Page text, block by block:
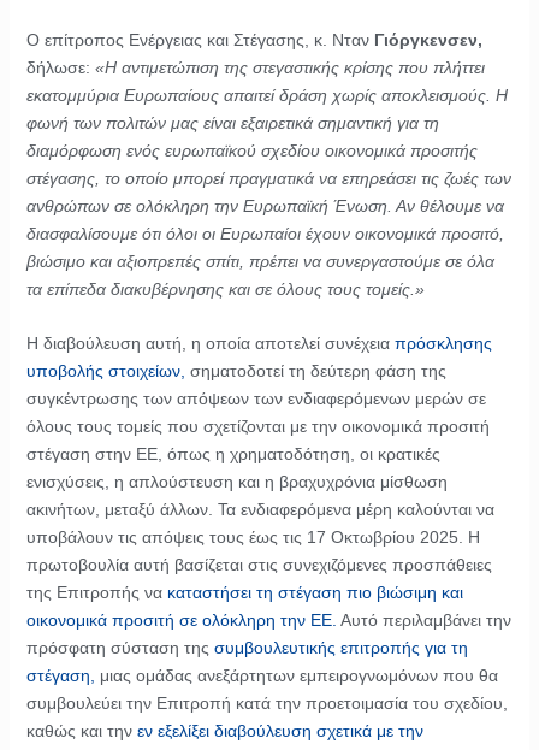
Ο επίτροπος Ενέργειας και Στέγασης, κ. Νταν Γιόργκενσεν,
δήλωσε: «Η αντιμετώπιση της στεγαστικής κρίσης που πλήττει
εκατομμύρια Ευρωπαίους απαιτεί δράση χωρίς αποκλεισμούς. Η
φωνή των πολιτών μας είναι εξαιρετικά σημαντική για τη
διαμόρφωση ενός ευρωπαϊκού σχεδίου οικονομικά προσιτής
στέγασης, το οποίο μπορεί πραγματικά να επηρεάσει τις ζωές των
ανθρώπων σε ολόκληρη την Ευρωπαϊκή Ένωση. Αν θέλουμε να
διασφαλίσουμε ότι όλοι οι Ευρωπαίοι έχουν οικονομικά προσιτό,
βιώσιμο και αξιοπρεπές σπίτι, πρέπει να συνεργαστούμε σε όλα
τα επίπεδα διακυβέρνησης και σε όλους τους τομείς.»
Η διαβούλευση αυτή, η οποία αποτελεί συνέχεια πρόσκλησης
υποβολής στοιχείων, σηματοδοτεί τη δεύτερη φάση της
συγκέντρωσης των απόψεων των ενδιαφερόμενων μερών σε
όλους τους τομείς που σχετίζονται με την οικονομικά προσιτή
στέγαση στην ΕΕ, όπως η χρηματοδότηση, οι κρατικές
ενισχύσεις, η απλούστευση και η βραχυχρόνια μίσθωση
ακινήτων, μεταξύ άλλων. Τα ενδιαφερόμενα μέρη καλούνται να
υποβάλουν τις απόψεις τους έως τις 17 Οκτωβρίου 2025. Η
πρωτοβουλία αυτή βασίζεται στις συνεχιζόμενες προσπάθειες
της Επιτροπής να καταστήσει τη στέγαση πιο βιώσιμη και
οικονομικά προσιτή σε ολόκληρη την ΕΕ. Αυτό περιλαμβάνει την
πρόσφατη σύσταση της συμβουλευτικής επιτροπής για τη
στέγαση,
μιας ομάδας ανεξάρτητων εμπειρογνωμόνων που θα
συμβουλεύει την Επιτροπή κατά την προετοιμασία του σχεδίου,
καθώς και την εν εξελίξει διαβούλευση σχετικά με την